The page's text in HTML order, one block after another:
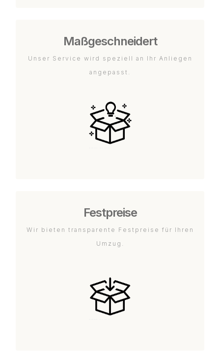
Maßgeschneidert
Unser Service wird speziell an Ihr Anliegen
angepasst.
Festpreise
Wir bieten transparente Festpreise für Ihren
Umzug.